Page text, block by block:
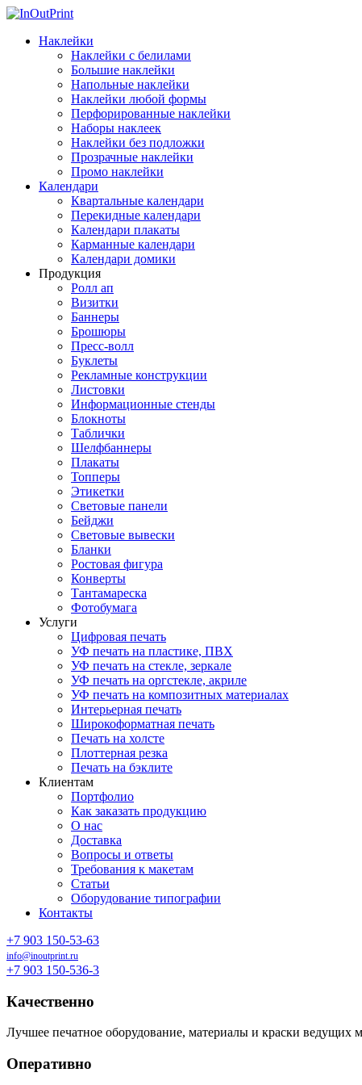
Наклейки
Наклейки с белилами
Большие наклейки
Напольные наклейки
Наклейки любой формы
Перфорированные наклейки
Наборы наклеек
Наклейки без подложки
Прозрачные наклейки
Промо наклейки
Календари
Квартальные календари
Перекидные календари
Календари плакаты
Карманные календари
Календари домики
Продукция
Ролл ап
Визитки
Баннеры
Брошюры
Пресс-волл
Буклеты
Рекламные конструкции
Листовки
Информационные стенды
Блокноты
Таблички
Шелфбаннеры
Плакаты
Топперы
Этикетки
Световые панели
Бейджи
Световые вывески
Бланки
Ростовая фигура
Конверты
Тантамареска
Фотобумага
Услуги
Цифровая печать
УФ печать на пластике, ПВХ
УФ печать на стекле, зеркале
УФ печать на оргстекле, акриле
УФ печать на композитных материалах
Интерьерная печать
Широкоформатная печать
Печать на холсте
Плоттерная резка
Печать на бэклите
Клиентам
Портфолио
Как заказать продукцию
О нас
Доставка
Вопросы и ответы
Требования к макетам
Статьи
Оборудование типографии
Контакты
+7 903 150-53-63
info@inoutprint.ru
+7 903 150-536-3
Качественно
Лучшее печатное оборудование, материалы и краски ведущих
Оперативно